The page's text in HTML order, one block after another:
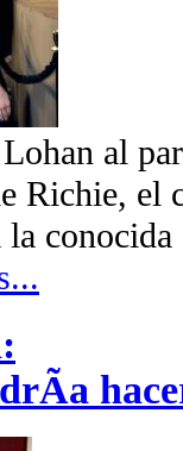
al
Richie, el
la